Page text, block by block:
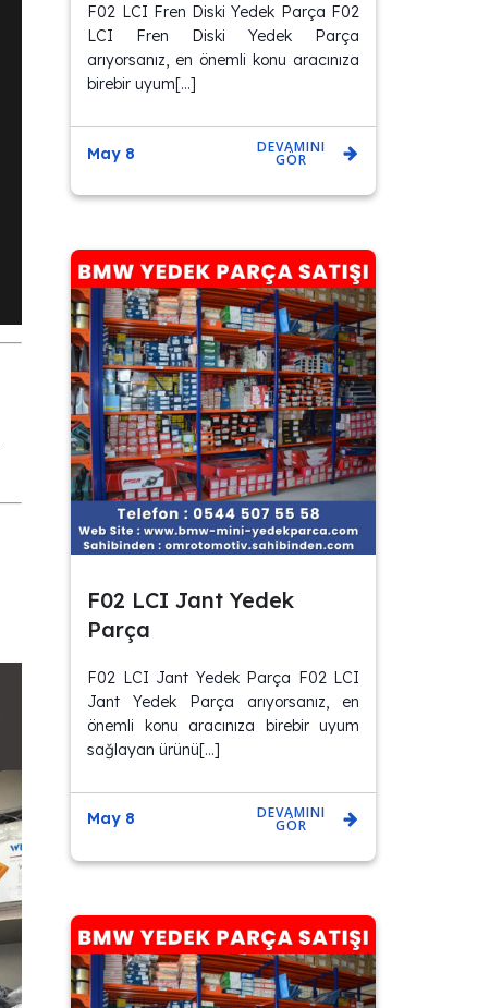
F02 LCI Fren Diski Yedek Parça F02
LCI Fren Diski Yedek Parça
arıyorsanız, en önemli konu aracınıza
birebir uyum[…]
May 8 DEVAMINI
GÖR
F02 LCI Jant Yedek
Parça
F02 LCI Jant Yedek Parça F02 LCI
Jant Yedek Parça arıyorsanız, en
önemli konu aracınıza birebir uyum
sağlayan ürünü[…]
May 8 DEVAMINI
GÖR